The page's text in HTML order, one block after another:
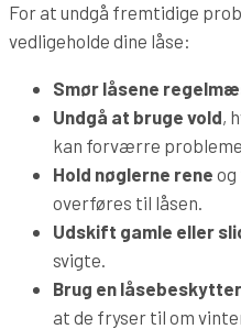
For at undgå fremtidige
vedligeholde dine låse:
Smør låsene
Undgå at bruge vold,
kan forværre
Hold nøglerne rene og
overføres til låsen.
Udskift gamle eller
svigte.
Brug en låsebeskytter
at de fryser til om